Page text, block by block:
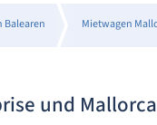
Balearen Mietwagen
und